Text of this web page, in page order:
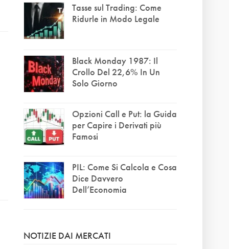
Tasse sul Trading: Come
Ridurle in Modo Legale
Black Monday 1987: Il
Crollo Del 22,6% In Un
Solo Giorno
Opzioni Call e Put: la Guida
per Capire i Derivati più
Famosi
PIL: Come Si Calcola e Cosa
Dice Davvero
Dell’Economia
NOTIZIE DAI MERCATI